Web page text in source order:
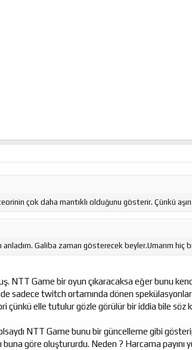
çok daha mantıklı olduğunu gösterir. Çünkü
anladım. Galiba zaman gösterecek beyler.Umarım
NTT Game bir oyun çıkaracaksa eğer bunu
sadece twitch ortamında dönen
çünkü elle tutulur gözle görülür bir iddia bile söz
NTT Game bunu bir güncelleme gibi
buna göre oluştururdu. Neden ? Harcama payını